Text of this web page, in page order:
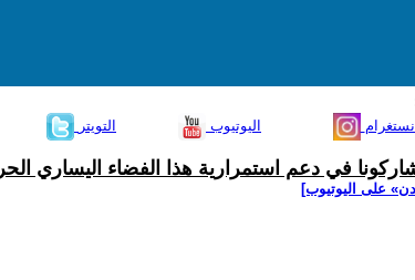
التويتر اليوتيوب
في دعم استمرارية هذا الفضاء اليساري الحر
على اليوتيوب]